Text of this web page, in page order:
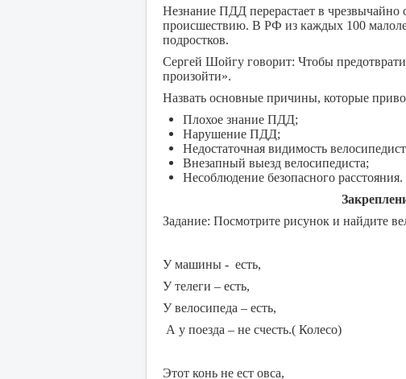
Незнание ПДД перерастает в
происшествию. В РФ из каждых 100
подростков.
Сергей Шойгу говорит: Чтобы
произойти».
Назвать основные причины, которые
Плохое знание ПДД;
Нарушение ПДД;
Недостаточная видимость
Внезапный выезд велосипедиста;
Несоблюдение безопасного расстояния.
Задание: Посмотрите рисунок и найдите
У машины - есть,
У телеги – есть,
У велосипеда – есть,
А у поезда – не счесть.( Колесо)
Этот конь не ест овса,